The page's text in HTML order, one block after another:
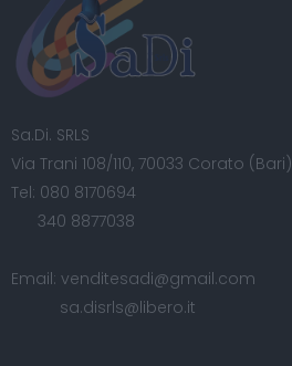
Sa.Di. SRLS
Via Trani 108/110, 70033 Corato (Bari)
Tel: 080 8170694
340 8877038
Email: venditesadi@gmail.com
sa.disrls@libero.it